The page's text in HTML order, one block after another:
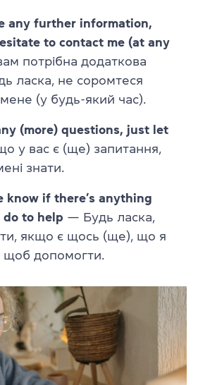
any further information,
to contact me (at any
потрібна додаткова
ласка, не соромтеся
(у будь-який час).
(more) questions, just let
у вас є (ще) запитання,
знати.
know if there’s anything
do to help — Будь ласка,
якщо є щось (ще), що я
допомогти.